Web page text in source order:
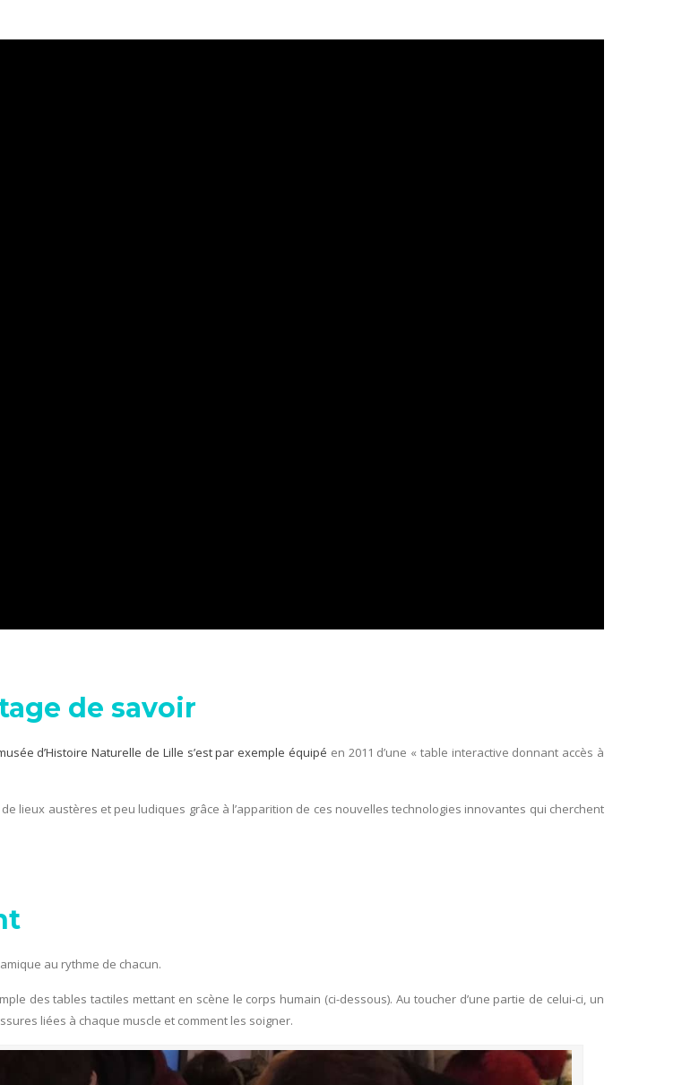
de savoir
d’Histoire Naturelle de Lille s’est par exemple équipé en 2011 d’une « table interactive donnant accès à
lieux austères et peu ludiques grâce à l’apparition de ces nouvelles technologies innovantes qui cherchent
au rythme de chacun.
des tables tactiles mettant en scène le corps humain (ci-dessous). Au toucher d’une partie de celui-ci, un
liées à chaque muscle et comment les soigner.